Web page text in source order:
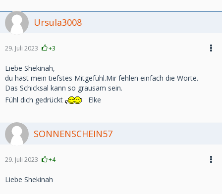
Ursula3008
29. Juli 2023 +3
Liebe Shekinah,
du hast mein tiefstes Mitgefühl.Mir fehlen einfach die Worte.
Das Schicksal kann so grausam sein.
Fühl dich gedrückt
Elke
SONNENSCHEIN57
29. Juli 2023 +4
Liebe Shekinah